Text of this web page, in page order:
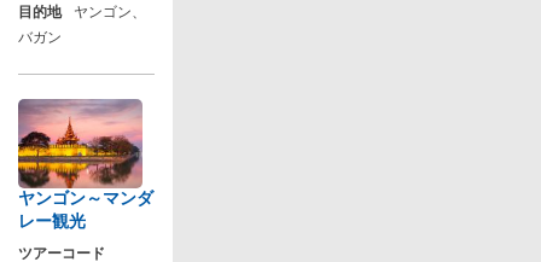
目的地
ヤンゴン、
バガン
ヤンゴン～マンダ
レー観光
ツアーコード